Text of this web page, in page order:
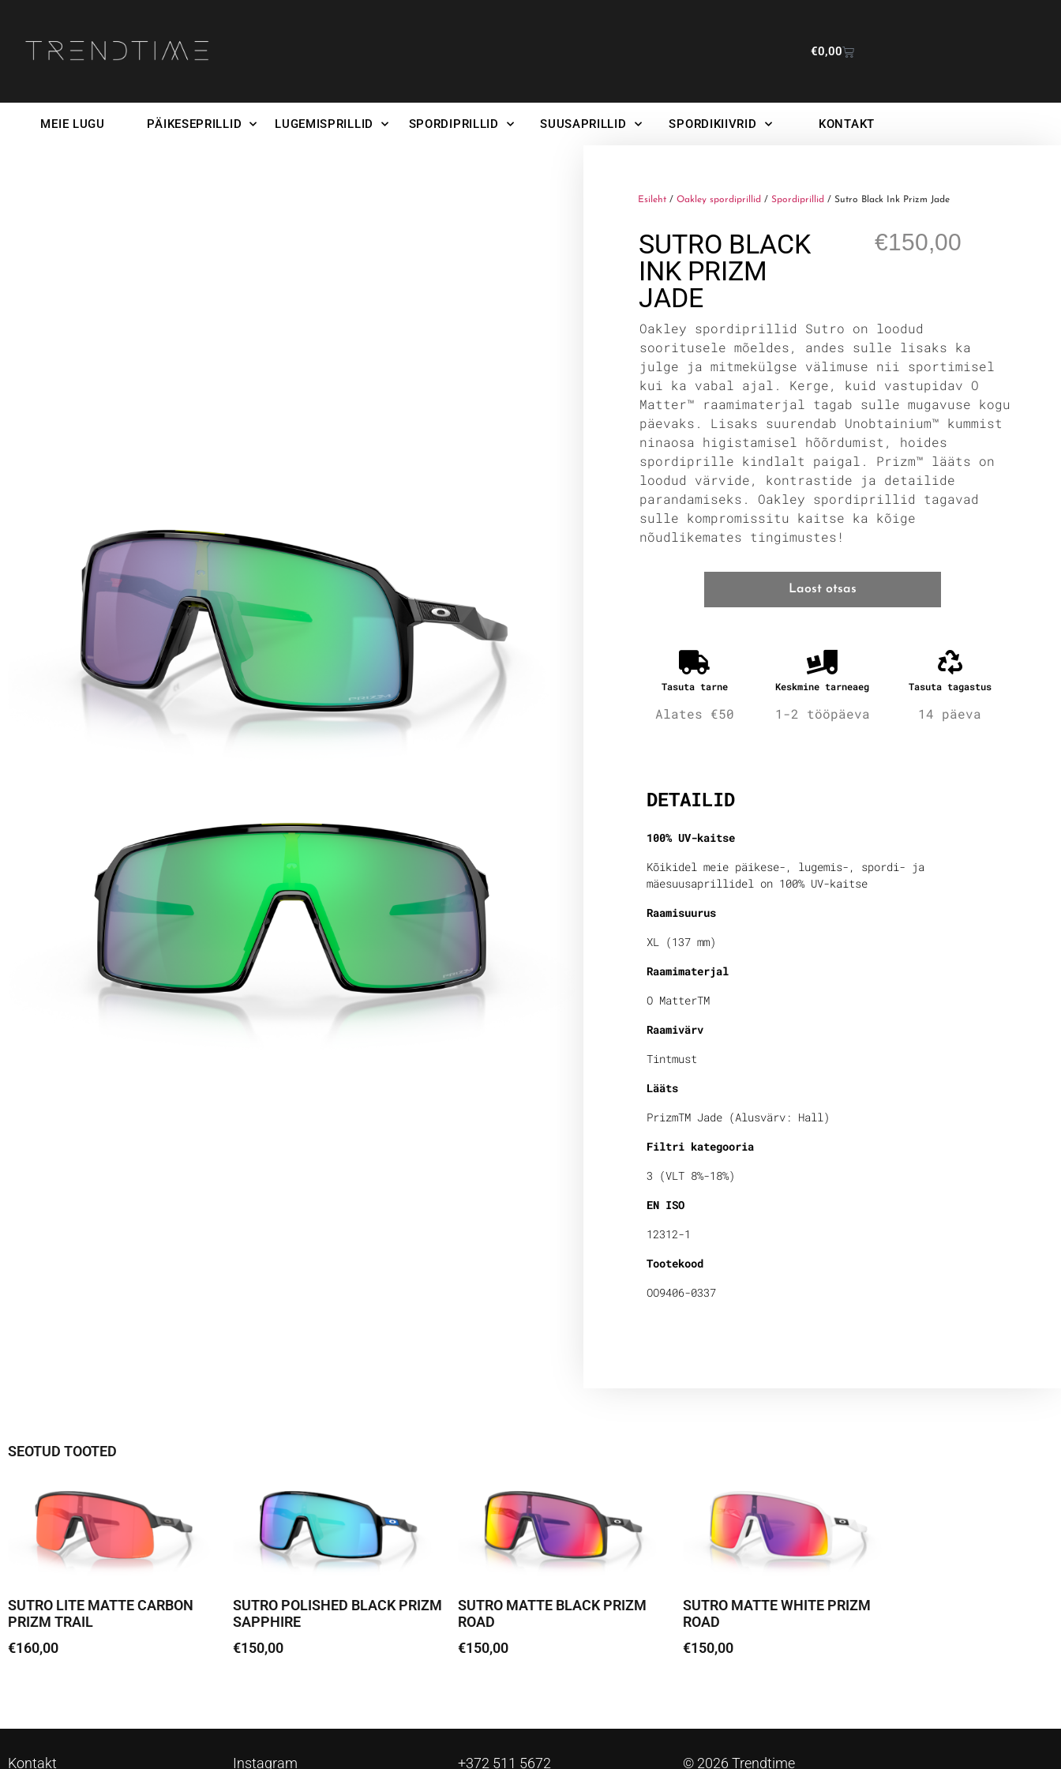
€0,00
MEIE LUGU PÄIKESEPRILLID LUGEMISPRILLID SPORDIPRILLID SUUSAPRILLID SPORDIKIIVRID KONTAKT
Esileht /Oakley spordiprillid /Spordiprillid / Sutro Black Ink Prizm Jade
SUTRO BLACK
INK PRIZM
JADE
€150,00
Oakley spordiprillid Sutro on loodud
sooritusele mõeldes, andes sulle lisaks ka
julge ja mitmekülgse välimuse nii sportimisel
kui ka vabal ajal. Kerge, kuid vastupidav O
Matter™ raamimaterjal tagab sulle mugavuse kogu
päevaks. Lisaks suurendab Unobtainium™ kummist
ninaosa higistamisel hõõrdumist, hoides
spordiprille kindlalt paigal. Prizm™ lääts on
loodud värvide, kontrastide ja detailide
parandamiseks. Oakley spordiprillid tagavad
sulle kompromissitu kaitse ka kõige
nõudlikemates tingimustes!
Laost otsas
Tasuta tarne
Alates €50
Keskmine tarneaeg
1-2 tööpäeva
Tasuta tagastus
14 päeva
DETAILID
100% UV-kaitse
Kõikidel meie päikese-, lugemis-, spordi- ja
mäesuusaprillidel on 100% UV-kaitse
Raamisuurus
XL (137 mm)
Raamimaterjal
O MatterTM
Raamivärv
Tintmust
Lääts
PrizmTM Jade (Alusvärv: Hall)
Filtri kategooria
3 (VLT 8%-18%)
EN ISO
12312-1
Tootekood
OO9406-0337
SEOTUD TOOTED
SUTRO LITE MATTE CARBON
PRIZM TRAIL
€160,00
SUTRO POLISHED BLACK PRIZM
SAPPHIRE
€150,00
SUTRO MATTE BLACK PRIZM
ROAD
€150,00
SUTRO MATTE WHITE PRIZM
ROAD
€150,00
Kontakt Instagram +372 511 5672 © 2026 Trendtime